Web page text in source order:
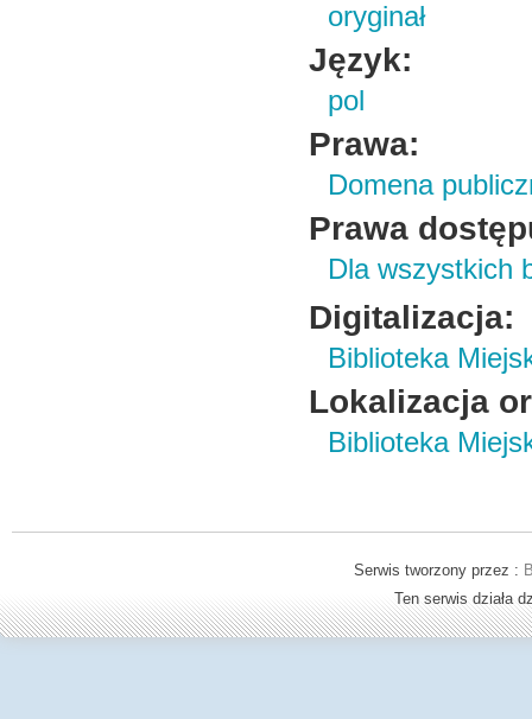
oryginał
Język:
pol
Prawa:
Domena
Prawa
Dla wszystkich
Digitalizacja:
Biblioteka
Lokalizacja
Biblioteka
Serwis tworzony przez :
Ten serwis działa